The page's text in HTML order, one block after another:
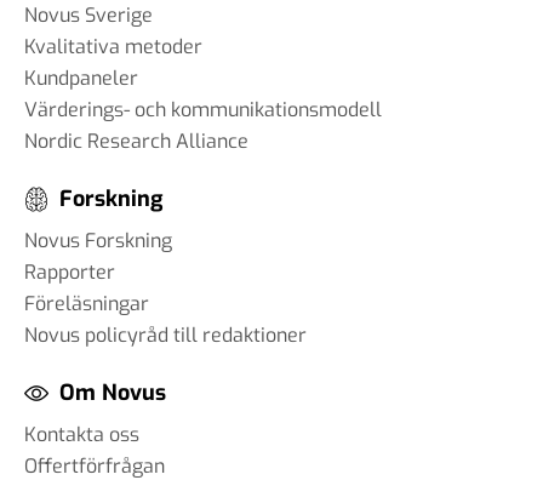
Novus Sverige
Kvalitativa metoder
Kundpaneler
Värderings- och kommunikationsmodell
Nordic Research Alliance
Forskning
Novus Forskning
Rapporter
Föreläsningar
Novus policyråd till redaktioner
Om Novus
Kontakta oss
Offertförfrågan